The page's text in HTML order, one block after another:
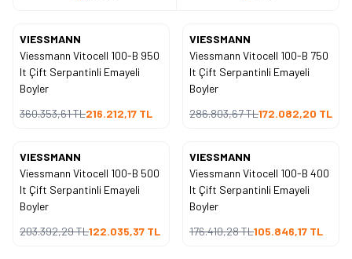
%40
İndirim
VIESSMANN
Viessmann Vitocell 100-B 950
lt Çift Serpantinli Emayeli
Boyler
360.353,61TL216.212,17 TL
%40
İndirim
VIESSMANN
Viessmann Vitocell 100-B 750
lt Çift Serpantinli Emayeli
Boyler
286.803,67TL172.082,20 TL
%40
İndirim
VIESSMANN
Viessmann Vitocell 100-B 500
lt Çift Serpantinli Emayeli
Boyler
203.392,29TL122.035,37 TL
%40
İndirim
VIESSMANN
Viessmann Vitocell 100-B 400
lt Çift Serpantinli Emayeli
Boyler
176.410,28TL105.846,17 TL